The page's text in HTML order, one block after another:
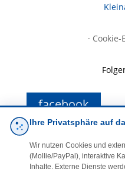
·
facebook
E-Mail
Ihre Privatsphäre auf
Wir nutzen Cookies und
(Mollie/PayPal), interaktive
Inhalte. Externe Dienste